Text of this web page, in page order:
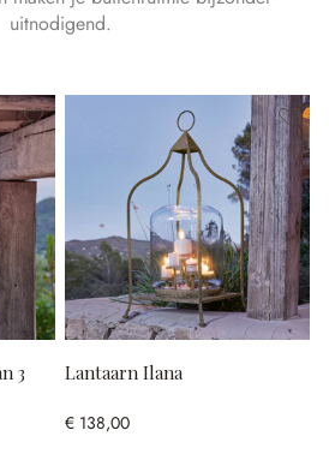
uitnodigend.
3
Lantaarn Ilana
€ 138,00